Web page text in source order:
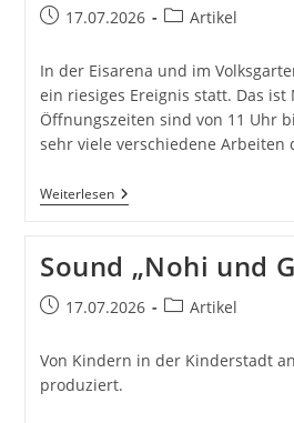
Beitrag17.07.2026
Beitrags-
Artikel
In der Eisarena und im
ein riesiges Ereignis statt. Das ist
Öffnungszeiten sind von 11 Uhr
sehr viele verschiedene Arbeiten
WeiterlesenMini-
Salzburg
Sound „Nohi und
Beitrag17.07.2026
Beitrags-
Artikel
Von Kindern in der Kinderstadt
produziert.